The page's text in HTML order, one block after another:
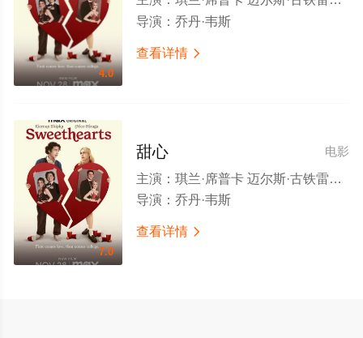
4.0
导演： 乔丹·韦斯
查看详情 
7.0
电影
甜心
主演： 琪兰·席普卡 迈尔斯·古铁雷斯-赖利 Jake Bongiovi 特拉梅尔·提尔曼 杰森·巴宾斯基 查理·霍尔 克洛伊·特罗斯特 尼科·希拉加 凯莱布·希伦 威尔·菲茨 奥利维亚·尼卡恩 Apoorva Gundeti Violet Tinnirello 朱莉安娜·戴维斯 Zach Zucker Ava DeMary 索菲·扎克尔 Adi Dixit Gabriela Safa Stephee Bonifacio
导演： 乔丹·韦斯
查看详情 